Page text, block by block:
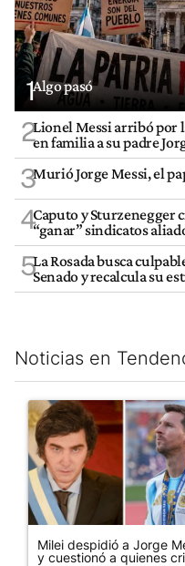
1Algo pasó
2Lionel Messi arribó por
en familia a su padre
3Murió Jorge Messi, el
4Caputo y Sturzenegger
“ganar” sindicatos
5La Rosada busca
Senado y recalcula su
Noticias en
Este listado muestra los
Un artículo de tendencia
Milei despidió a Jorge
y cuestionó a quienes